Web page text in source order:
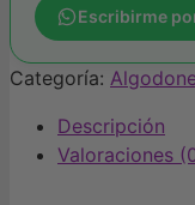
Poplin
Be
unique
cantidad
Escribirme
Categoría:
Descripción
Valoraciones